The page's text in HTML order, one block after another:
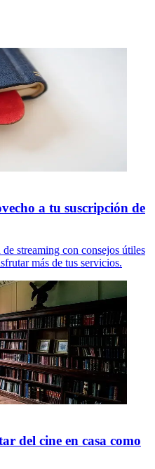
a tu suscripción de
streaming con consejos útiles
más de tus servicios.
del cine en casa como